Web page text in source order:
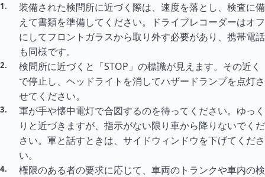
装備された検問所に近づく際は、速度を落とし、検査に備
えて書類を準備してください。ドライブレコーダーはオフ
にしてフロントガラスから取り外す必要があり、携帯電話
も同様です。
検問所に近づくと「STOP」の標識が見えます。その近く
で停止し、ヘッドライトを消してハザードランプを点灯さ
せてください。
軍が手や懐中電灯で合図するのを待ってください。ゆっく
りと近づきますが、指示がない限り車から降りないでくだ
さい。軍と話すときは、サイドウィンドウを下げてくださ
い。
権限のある者の要求に応じて、車両のトランクや車内の検